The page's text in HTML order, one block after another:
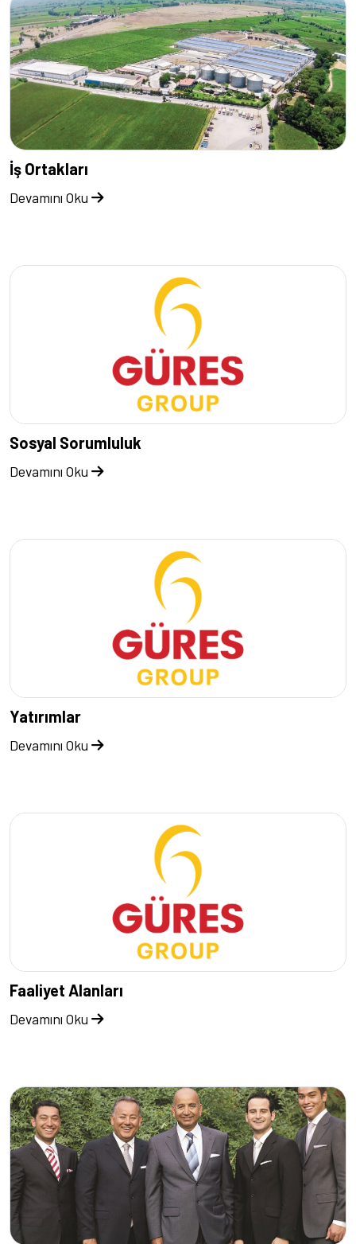
İş Ortakları
Devamını Oku
Sosyal Sorumluluk
Devamını Oku
Yatırımlar
Devamını Oku
Faaliyet Alanları
Devamını Oku